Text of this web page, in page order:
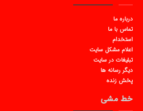
درباره ما
تماس با ما
استخدام
اعلام مشکل سایت
تبلیغات در سایت
دیگر رسانه ها
پخش زنده
خط مشی